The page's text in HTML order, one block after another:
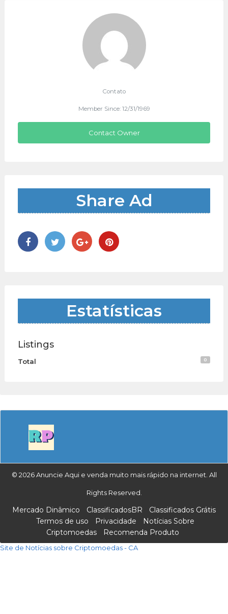
Contato
Member Since: 12/31/1969
Contact Owner
Share Ad
Estatísticas
Listings
Total 0
© 2026 Anuncie Aqui e venda muito mais rápido na internet. All
Rights Reserved.
Mercado Dinâmico ClassificadosBR
Classificados Grátis
Termos de uso
Privacidade
Notícias Sobre
Criptomoedas
Recomenda Produto
Site de Notícias sobre Criptomoedas - CA